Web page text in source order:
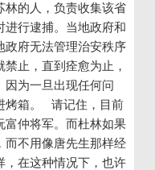
林的人，负责收集该省
进行逮捕。当地政府和
政府无法管理治安秩序
止，直到痊愈为止，
因为一旦出现任何问
烤箱。 请记住，目前
富仲将军。而杜林如果
而不用像唐先生那样经
，在这种情况下，也许